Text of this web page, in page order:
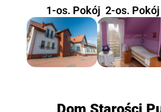
1-os. Pokój 2-os. Pokój